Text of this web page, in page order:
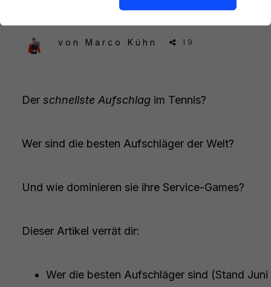
von Marco Kühn 19
Der schnellste Aufschlagim Tennis?
Wer sind die besten Aufschläger der Welt?
Und wie dominieren sie ihre Service-Games?
Dieser Artikel verrät dir:
Wer die besten Aufschläger sind (Stand Juni